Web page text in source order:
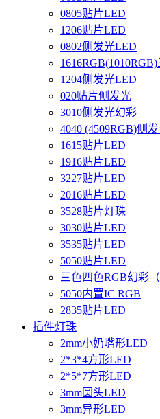
0805贴片LED
1206贴片LED
0802侧发光LED
1204侧发光LED
020贴片侧发光
3010侧发光幻彩
4040 (4509RGB)侧
1615贴片LED
1916贴片LED
3227贴片LED
2016贴片LED
3528贴片灯珠
3030贴片LED
3535贴片LED
5050贴片LED
三色四色RGB幻彩（
5050内置IC RGB
2835贴片LED
插件灯珠
2mm小奶嘴形LED
2*3*4方形LED
2*5*7方形LED
3mm圆头LED
3mm异形LED